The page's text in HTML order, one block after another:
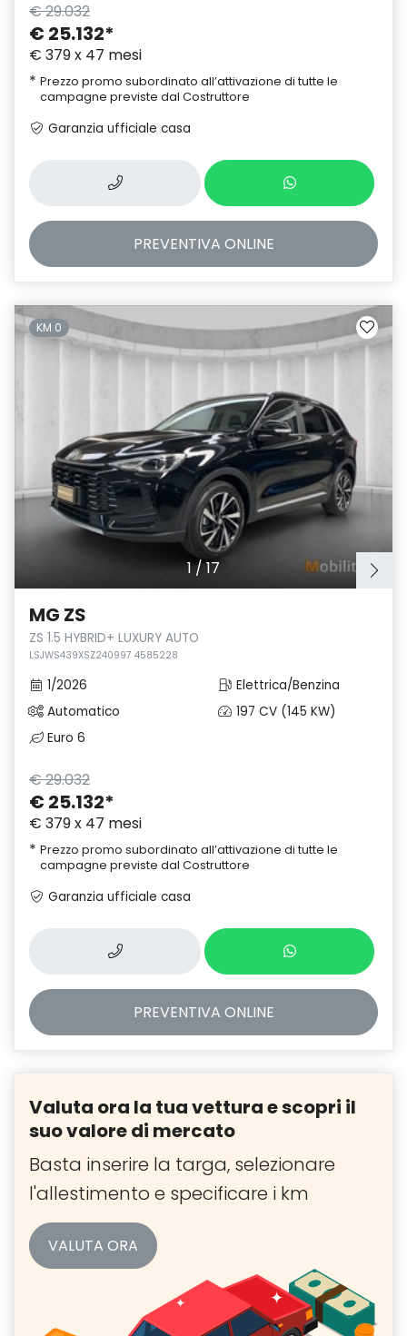
€ 29.032
€ 25.132*
€ 379 x 47 mesi
* Prezzo promo subordinato all’attivazione di tutte le
campagne previste dal Costruttore
Garanzia ufficiale casa
PREVENTIVA ONLINE
1/17
KM 0
MG ZS
ZS 1.5 HYBRID+ LUXURY AUTO
LSJWS439XSZ240997 4585228
1/2026
Elettrica/Benzina
Automatico
197 CV (145 KW)
Euro 6
€ 29.032
€ 25.132*
€ 379 x 47 mesi
* Prezzo promo subordinato all’attivazione di tutte le
campagne previste dal Costruttore
Garanzia ufficiale casa
PREVENTIVA ONLINE
Valuta ora la tua vettura e scopri il
suo valore di mercato
Basta inserire la targa, selezionare
l'allestimento e specificare i km
VALUTA ORA